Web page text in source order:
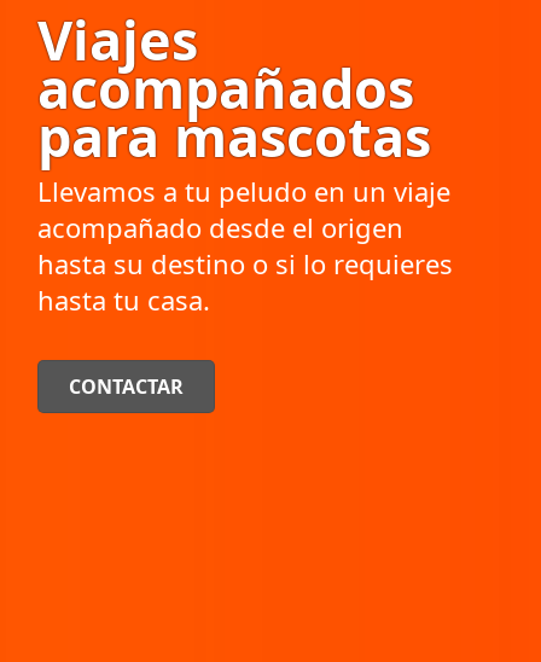
Viajes
acompañados
para mascotas
Llevamos a tu peludo en un viaje
acompañado desde el origen
hasta su destino o si lo requieres
hasta tu casa.
CONTACTAR